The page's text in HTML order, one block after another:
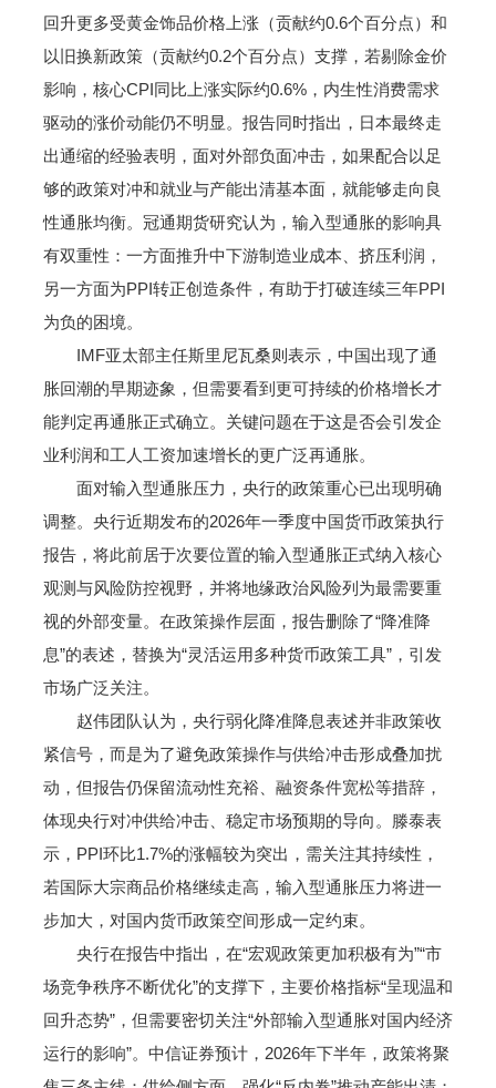
回升更多受黄金饰品价格上涨（贡献约0.6个百分点）和
以旧换新政策（贡献约0.2个百分点）支撑，若剔除金价
影响，核心CPI同比上涨实际约0.6%，内生性消费需求
驱动的涨价动能仍不明显。报告同时指出，日本最终走
出通缩的经验表明，面对外部负面冲击，如果配合以足
够的政策对冲和就业与产能出清基本面，就能够走向良
性通胀均衡。冠通期货研究认为，输入型通胀的影响具
有双重性：一方面推升中下游制造业成本、挤压利润，
另一方面为PPI转正创造条件，有助于打破连续三年PPI
为负的困境。
IMF亚太部主任斯里尼瓦桑则表示，中国出现了通
胀回潮的早期迹象，但需要看到更可持续的价格增长才
能判定再通胀正式确立。关键问题在于这是否会引发企
业利润和工人工资加速增长的更广泛再通胀。
面对输入型通胀压力，央行的政策重心已出现明确
调整。央行近期发布的2026年一季度中国货币政策执行
报告，将此前居于次要位置的输入型通胀正式纳入核心
观测与风险防控视野，并将地缘政治风险列为最需要重
视的外部变量。在政策操作层面，报告删除了“降准降
息”的表述，替换为“灵活运用多种货币政策工具”，引发
市场广泛关注。
赵伟团队认为，央行弱化降准降息表述并非政策收
紧信号，而是为了避免政策操作与供给冲击形成叠加扰
动，但报告仍保留流动性充裕、融资条件宽松等措辞，
体现央行对冲供给冲击、稳定市场预期的导向。滕泰表
示，PPI环比1.7%的涨幅较为突出，需关注其持续性，
若国际大宗商品价格继续走高，输入型通胀压力将进一
步加大，对国内货币政策空间形成一定约束。
央行在报告中指出，在“宏观政策更加积极有为”“市
场竞争秩序不断优化”的支撑下，主要价格指标“呈现温和
回升态势”，但需要密切关注“外部输入型通胀对国内经济
运行的影响”。中信证券预计，2026年下半年，政策将聚